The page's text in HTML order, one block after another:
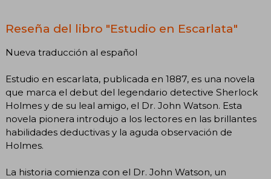
Reseña del libro "Estudio en Escarlata"
Nueva traducción al español
Estudio en escarlata, publicada en 1887, es una novela
que marca el debut del legendario detective Sherlock
Holmes y de su leal amigo, el Dr. John Watson. Esta
novela pionera introdujo a los lectores en las brillantes
habilidades deductivas y la aguda observación de
Holmes.
La historia comienza con el Dr. John Watson, un